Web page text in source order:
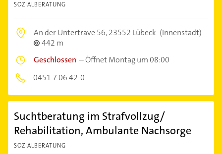
SOZIALBERATUNG
An der Untertrave 56,23552 Lübeck (Innenstadt)
442 m
Geschlossen –Öffnet Montag um 08:00
0451 7 06 42-0
Suchtberatung im Strafvollzug/
Rehabilitation, Ambulante Nachsorge
SOZIALBERATUNG